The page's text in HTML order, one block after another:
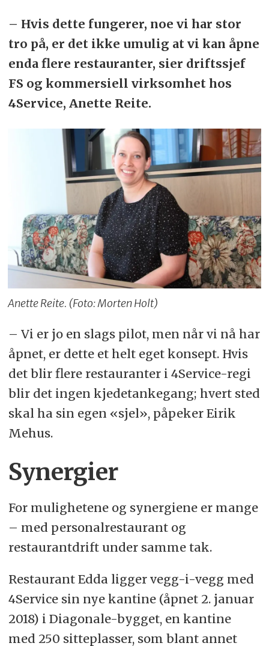
– Hvis dette fungerer, noe vi har stor
tro på, er det ikke umulig at vi kan åpne
enda flere restauranter, sier driftssjef
FS og kommersiell virksomhet hos
4Service, Anette Reite.
Anette Reite. (Foto: Morten Holt)
– Vi er jo en slags pilot, men når vi nå har
åpnet, er dette et helt eget konsept. Hvis
det blir flere restauranter i 4Service-regi
blir det ingen kjedetankegang; hvert sted
skal ha sin egen «sjel», påpeker Eirik
Mehus.
Synergier
For mulighetene og synergiene er mange
– med personalrestaurant og
restaurantdrift under samme tak.
Restaurant Edda ligger vegg-i-vegg med
4Service sin nye kantine (åpnet 2. januar
2018) i Diagonale-bygget, en kantine
med 250 sitteplasser, som blant annet